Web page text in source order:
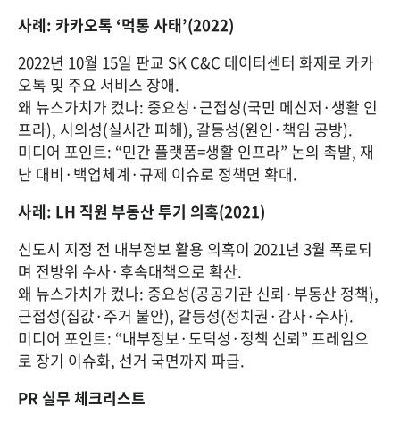
사례: 카카오톡 ‘먹통 사태’(2022)
2022년 10월 15일 판교 SK C&C 데이터센터 화재로 카카
오톡 및 주요 서비스 장애.
왜 뉴스가치가 컸나: 중요성·근접성(국민 메신저·생활 인
프라), 시의성(실시간 피해), 갈등성(원인·책임 공방).
미디어 포인트: “민간 플랫폼=생활 인프라” 논의 촉발, 재
난 대비·백업체계·규제 이슈로 정책면 확대.
사레: LH 직원 부동산 투기 의혹(2021)
신도시 지정 전 내부정보 활용 의혹이 2021년 3월 폭로되
며 전방위 수사·후속대책으로 확산.
왜 뉴스가치가 컸나: 중요성(공공기관 신뢰·부동산 정책),
근접성(집값·주거 불안), 갈등성(정치권·감사·수사).
미디어 포인트: “내부정보·도덕성·정책 신뢰” 프레임으
로 장기 이슈화, 선거 국면까지 파급.
PR 실무 체크리스트